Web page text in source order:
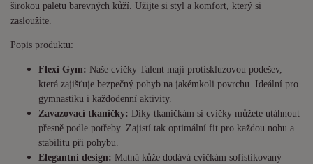
širokou paletu barevných kůží. Užijte si styl a komfort, který si
zasloužíte.
Popis produktu:
Flexi Gym: Naše cvičky Talent mají protiskluzovou podešev,
která zajišťuje bezpečný pohyb na jakémkoli povrchu. Ideální pro
gymnastiku i každodenní aktivity.
Zavazovací tkaničky: Díky tkaničkám si cvičky můžete utáhnout
přesně podle potřeby. Zajistí tak optimální fit pro každou nohu a
stabilitu při pohybu.
Elegantní design: Matná kůže dodává cvičkám sofistikovaný